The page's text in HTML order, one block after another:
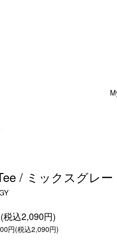
/ ミックスグレー
税込2,090円)
円(税込2,090円)